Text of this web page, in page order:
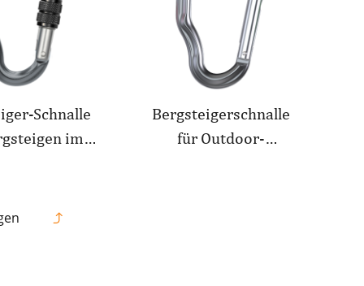
gebogene Tür aus
Aluminiumlegierung,
schnelles Aufhängen
Schnalle
im
HMS-
Bergsteigerschnalle
für Outdoor-